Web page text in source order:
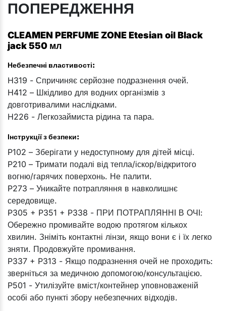
ПОПЕРЕДЖЕННЯ
CLEAMEN PERFUME ZONE Etesian oil Black
jack 550 мл
Небезпечні властивості:
H319 - Спричиняє серйозне подразнення очей.
H412 – Шкідливо для водних організмів з
довготривалими наслідками.
H226 - Легкозаймиста рідина та пара.
Інструкції з безпеки:
P102 – Зберігати у недоступному для дітей місці.
P210 – Тримати подалі від тепла/іскор/відкритого
вогню/гарячих поверхонь. Не палити.
P273 – Уникайте потрапляння в навколишнє
середовище.
P305 + P351 + P338 - ПРИ ПОТРАПЛЯННІ В ОЧІ:
Обережно промивайте водою протягом кількох
хвилин. Зніміть контактні лінзи, якщо вони є і їх легко
зняти. Продовжуйте промивання.
P337 + P313 - Якщо подразнення очей не проходить:
зверніться за медичною допомогою/консультацією.
P501 - Утилізуйте вміст/контейнер уповноваженій
особі або пункті збору небезпечних відходів.